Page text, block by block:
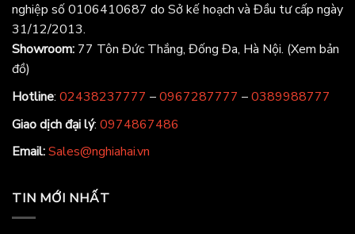
nghiệp số 0106410687 do Sở kế hoạch và Đầu tư cấp ngày
31/12/2013.
Showroom: 77 Tôn Đức Thắng, Đống Đa, Hà Nội. (Xem bản
đồ)
Hotline: 02438237777 –0967287777 –0389988777
Giao dịch đại lý: 0974867486
Email:Sales@nghiahai.vn
TIN MỚI NHẤT